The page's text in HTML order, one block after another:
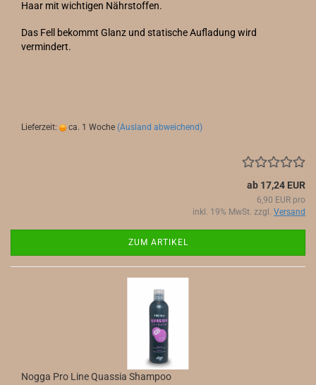
Haar mit wichtigen Nährstoffen.
Das Fell bekommt Glanz und statische Aufladung wird
vermindert.
Lieferzeit: ca. 1 Woche (Ausland abweichend)
ab 17,24 EUR
6,90 EUR pro
inkl. 19% MwSt. zzgl. Versand
ZUM ARTIKEL
Nogga Pro Line Quassia Shampoo